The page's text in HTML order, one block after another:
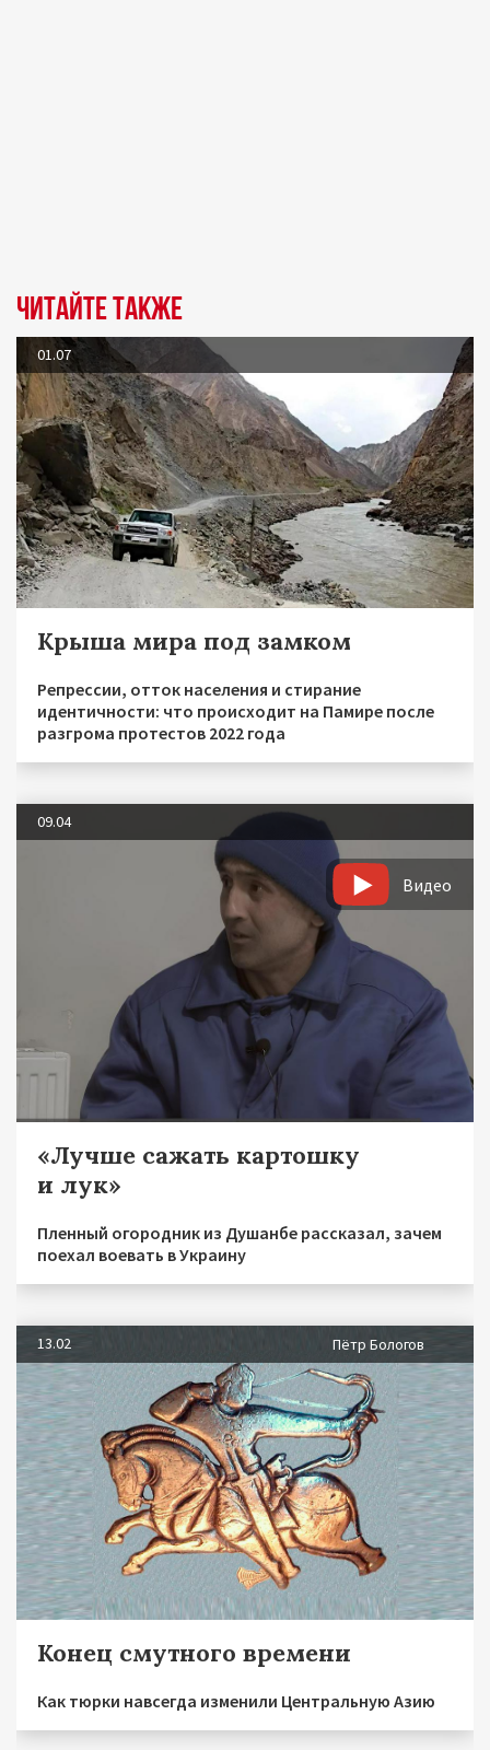
Читайте также
01.07
Крыша мира под замком
Репрессии, отток населения и стирание
идентичности: что происходит на Памире после
разгрома протестов 2022 года
09.04
Видео
«Лучше сажать картошку
и лук»
Пленный огородник из Душанбе рассказал, зачем
поехал воевать в Украину
13.02 Пётр Бологов
Конец смутного времени
Как тюрки навсегда изменили Центральную Азию